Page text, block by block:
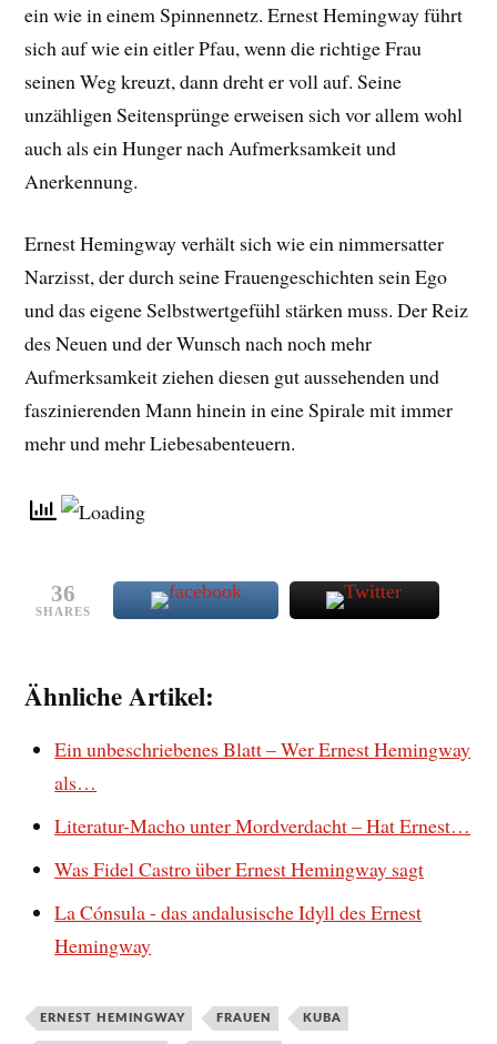
ein wie in einem Spinnennetz. Ernest Hemingway führt
sich auf wie ein eitler Pfau, wenn die richtige Frau
seinen Weg kreuzt, dann dreht er voll auf. Seine
unzähligen Seitensprünge erweisen sich vor allem wohl
auch als ein Hunger nach Aufmerksamkeit und
Anerkennung.
Ernest Hemingway verhält sich wie ein nimmersatter
Narzisst, der durch seine Frauengeschichten sein Ego
und das eigene Selbstwertgefühl stärken muss. Der Reiz
des Neuen und der Wunsch nach noch mehr
Aufmerksamkeit ziehen diesen gut aussehenden und
faszinierenden Mann hinein in eine Spirale mit immer
mehr und mehr Liebesabenteuern.
36
SHARES
Ähnliche Artikel:
Ein unbeschriebenes Blatt – Wer Ernest Hemingway
als…
Literatur-Macho unter Mordverdacht – Hat Ernest…
Was Fidel Castro über Ernest Hemingway sagt
La Cónsula - das andalusische Idyll des Ernest
Hemingway
ERNEST HEMINGWAY FRAUEN KUBA